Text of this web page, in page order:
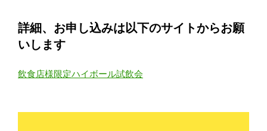
詳細、お申し込みは以下のサイトからお願
いします
飲食店様限定ハイボール試飲会